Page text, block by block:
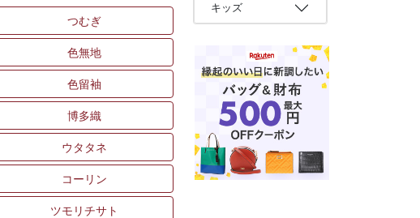
つむぎ
色無地
色留袖
博多織
ウタタネ
コーリン
ツモリチサト
キッズ